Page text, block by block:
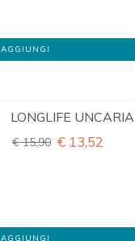
AGGIUNGI
LONGLIFE UNCARIA
€ 15,90 € 13,52
AGGIUNGI